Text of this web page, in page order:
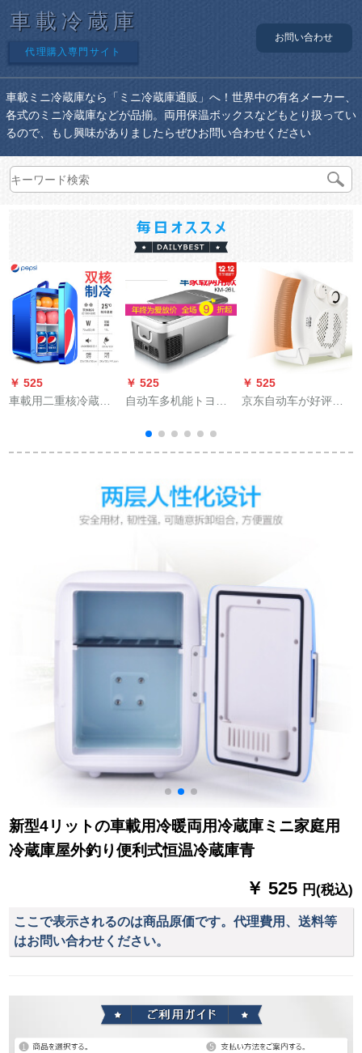
車載冷蔵庫
代理購入専門サイト
お問い合わせ
車載ミニ冷蔵庫なら「ミニ冷蔵庫通販」へ！世界中の有名メーカー、
各式のミニ冷蔵庫などが品揃。両用保温ボックスなどもとり扱ってい
るので、もし興味がありましたらぜひお問い合わせください
￥ 525
車載用二重核冷蔵庫
用冷蔵保温箱ダブコ
￥ 525
自动车多机能トヨ
库家庭用ミニ冷蔵库
冷暖房器具小型冷蔵
用品26リットファミ
リー用车両用モデル
を兼用しています。
￥ 525
京东自动车が好评
事务室の电気暖房屋
ブレイン店は普通の
电気コードスです。
新型4リットの車載用冷暖両用冷蔵庫ミニ家庭用
冷蔵庫屋外釣り便利式恒温冷蔵庫青
￥ 525 円(税込)
ここで表示されるのは商品原価です。代理費用、送料等
はお問い合わせください。